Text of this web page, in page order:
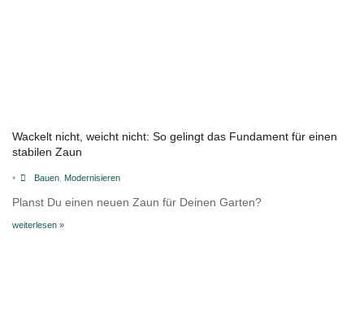
Wackelt nicht, weicht nicht: So gelingt das Fundament für einen
stabilen Zaun
• Bauen, Modernisieren
Planst Du einen neuen Zaun für Deinen Garten?
weiterlesen »